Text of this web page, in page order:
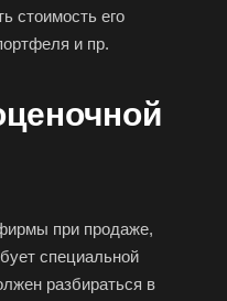
стоимость его
и пр.
при продаже,
специальной
разбираться в